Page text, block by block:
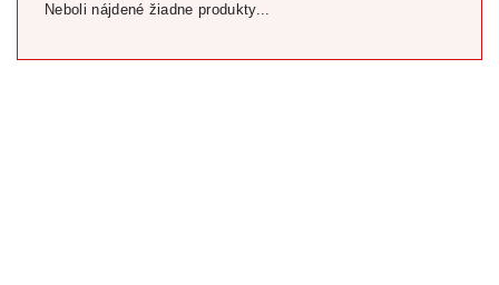
Neboli nájdené žiadne produkty...